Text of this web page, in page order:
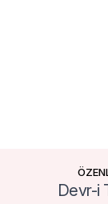
Devr-i